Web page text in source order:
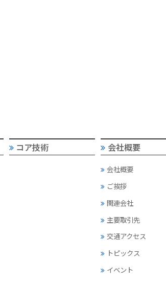
コア技術 会社概要
会社概要
ご挨拶
関連会社
主要取引先
交通アクセス
トピックス
イベント